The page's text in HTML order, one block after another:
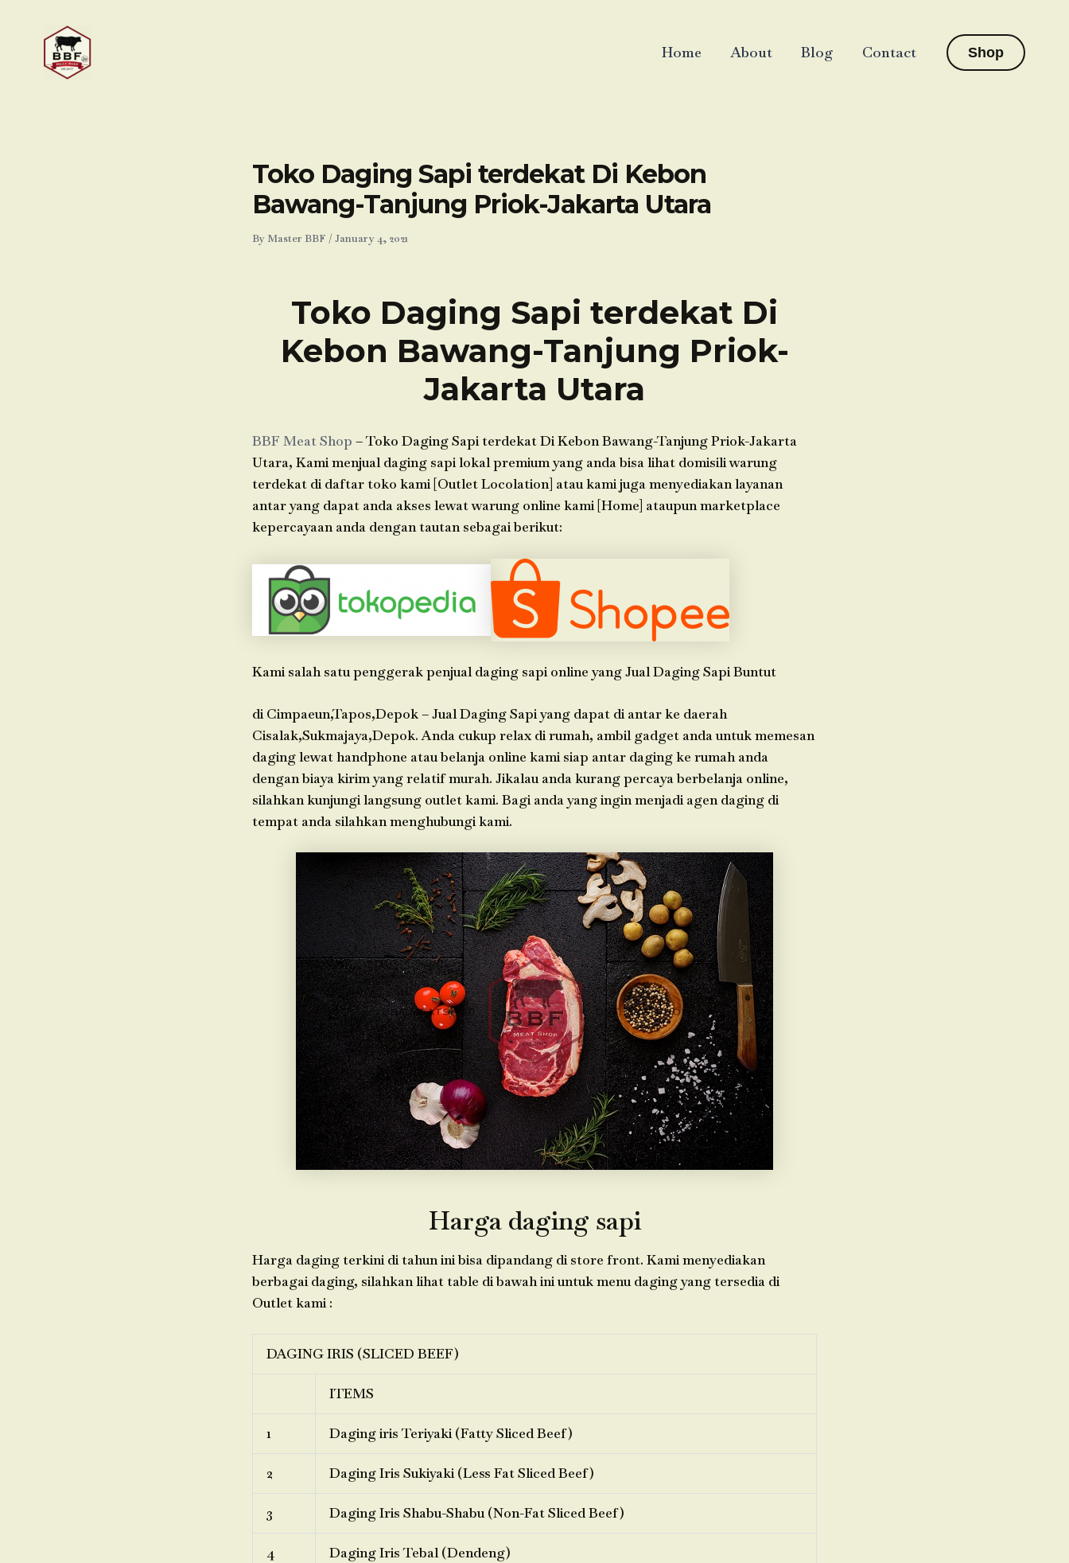
Home About Blog Contact Shop
Toko Daging Sapi terdekat Di Kebon
Bawang-Tanjung Priok-Jakarta Utara
By Master BBF /January 4, 2021
Toko Daging Sapi terdekat Di
Kebon Bawang-Tanjung Priok-
Jakarta Utara
BBF Meat Shop – Toko Daging Sapi terdekat Di Kebon Bawang-Tanjung Priok-Jakarta
Utara, Kami menjual daging sapi lokal premium yang anda bisa lihat domisili warung
terdekat di daftar toko kami [Outlet Locolation] atau kami juga menyediakan layanan
antar yang dapat anda akses lewat warung online kami [Home] ataupun marketplace
kepercayaan anda dengan tautan sebagai berikut:
Kami salah satu penggerak penjual daging sapi online yang Jual Daging Sapi Buntut
di Cimpaeun,Tapos,Depok – Jual Daging Sapi yang dapat di antar ke daerah
Cisalak,Sukmajaya,Depok. Anda cukup relax di rumah, ambil gadget anda untuk memesan
daging lewat handphone atau belanja online kami siap antar daging ke rumah anda
dengan biaya kirim yang relatif murah. Jikalau anda kurang percaya berbelanja online,
silahkan kunjungi langsung outlet kami. Bagi anda yang ingin menjadi agen daging di
tempat anda silahkan menghubungi kami.
Harga daging sapi
Harga daging terkini di tahun ini bisa dipandang di store front. Kami menyediakan
berbagai daging, silahkan lihat table di bawah ini untuk menu daging yang tersedia di
Outlet kami :
DAGING IRIS (SLICED BEEF)
ITEMS
1 Daging iris Teriyaki (Fatty Sliced Beef)
2 Daging Iris Sukiyaki (Less Fat Sliced Beef)
3 Daging Iris Shabu-Shabu (Non-Fat Sliced Beef)
4 Daging Iris Tebal (Dendeng)